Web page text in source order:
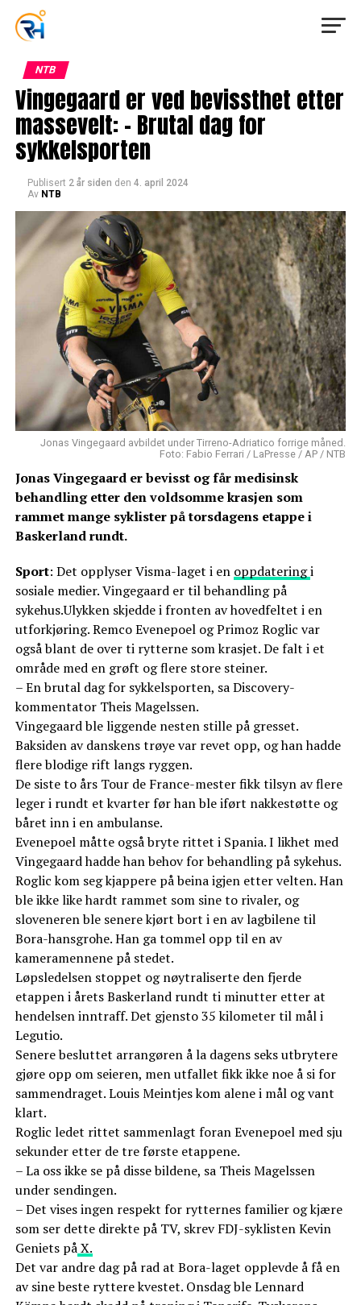
NTB
Vingegaard er ved bevissthet etter
massevelt: – Brutal dag for
sykkelsporten
Publisert 2 år siden den 4. april 2024
Av NTB
Jonas Vingegaard avbildet under Tirreno-Adriatico forrige måned.
Foto: Fabio Ferrari / LaPresse / AP / NTB
Jonas Vingegaard er bevisst og får medisinsk
behandling etter den voldsomme krasjen som
rammet mange syklister på torsdagens etappe i
Baskerland rundt.
Sport: Det opplyser Visma-laget i en oppdateringi
sosiale medier. Vingegaard er til behandling på
sykehus.Ulykken skjedde i fronten av hovedfeltet i en
utforkjøring. Remco Evenepoel og Primoz Roglic var
også blant de over ti rytterne som krasjet. De falt i et
område med en grøft og flere store steiner.
– En brutal dag for sykkelsporten, sa Discovery-
kommentator Theis Magelssen.
Vingegaard ble liggende nesten stille på gresset.
Baksiden av danskens trøye var revet opp, og han hadde
flere blodige rift langs ryggen.
De siste to års Tour de France-mester fikk tilsyn av flere
leger i rundt et kvarter før han ble iført nakkestøtte og
båret inn i en ambulanse.
Evenepoel måtte også bryte rittet i Spania. I likhet med
Vingegaard hadde han behov for behandling på sykehus.
Roglic kom seg kjappere på beina igjen etter velten. Han
ble ikke like hardt rammet som sine to rivaler, og
sloveneren ble senere kjørt bort i en av lagbilene til
Bora-hansgrohe. Han ga tommel opp til en av
kameramennene på stedet.
Løpsledelsen stoppet og nøytraliserte den fjerde
etappen i årets Baskerland rundt ti minutter etter at
hendelsen inntraff. Det gjensto 35 kilometer til mål i
Legutio.
Senere besluttet arrangøren å la dagens seks utbrytere
gjøre opp om seieren, men utfallet fikk ikke noe å si for
sammendraget. Louis Meintjes kom alene i mål og vant
klart.
Roglic ledet rittet sammenlagt foran Evenepoel med sju
sekunder etter de tre første etappene.
– La oss ikke se på disse bildene, sa Theis Magelssen
under sendingen.
– Det vises ingen respekt for rytternes familier og kjære
som ser dette direkte på TV, skrev FDJ-syklisten Kevin
Geniets påX.
Det var andre dag på rad at Bora-laget opplevde å få en
av sine beste ryttere kvestet. Onsdag ble Lennard